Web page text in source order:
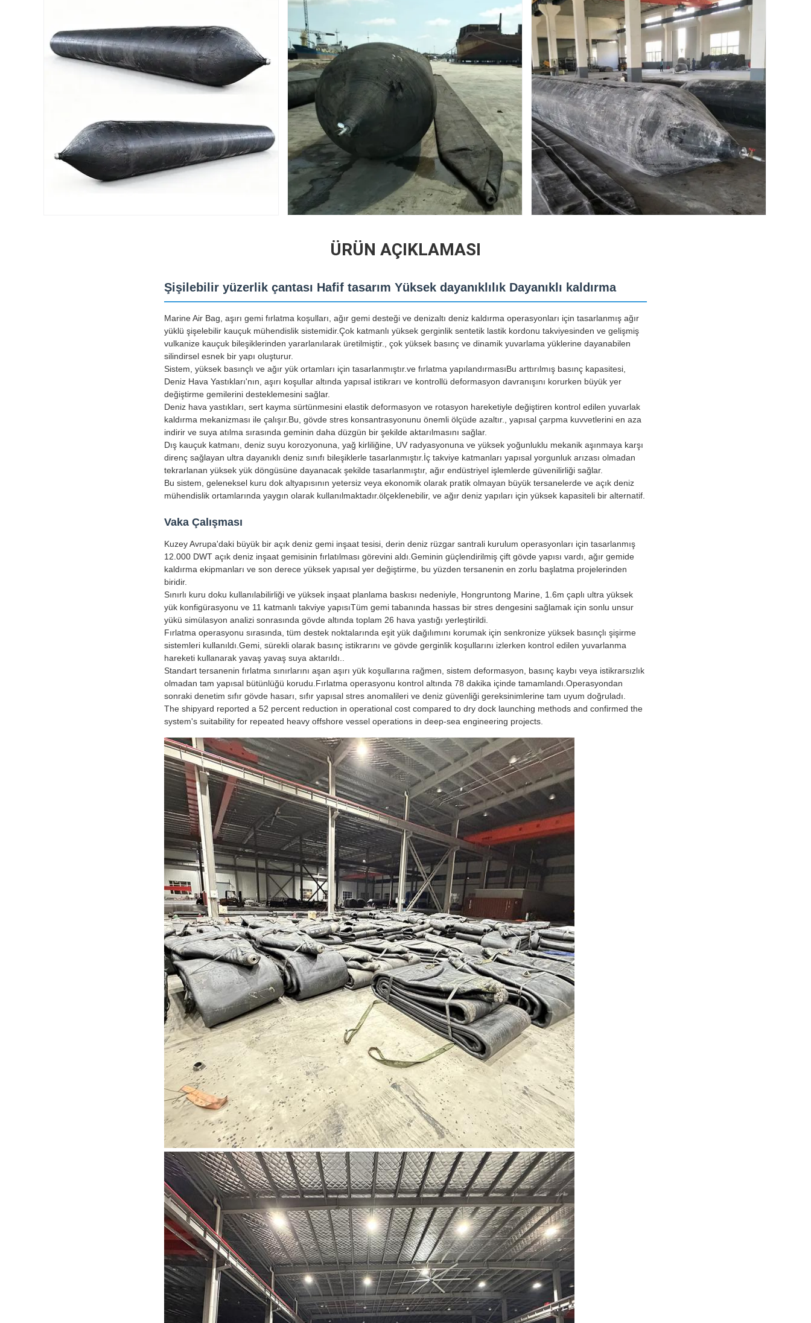
ÜRÜN AÇIKLAMASI
Şişilebilir yüzerlik çantası Hafif tasarım Yüksek dayanıklılık Dayanıklı kaldırma
Marine Air Bag, aşırı gemi fırlatma koşulları, ağır gemi desteği ve denizaltı deniz kaldırma operasyonları için tasarlanmış ağır
yüklü şişelebilir kauçuk mühendislik sistemidir.Çok katmanlı yüksek gerginlik sentetik lastik kordonu takviyesinden ve gelişmiş
vulkanize kauçuk bileşiklerinden yararlanılarak üretilmiştir., çok yüksek basınç ve dinamik yuvarlama yüklerine dayanabilen
silindirsel esnek bir yapı oluşturur.
Sistem, yüksek basınçlı ve ağır yük ortamları için tasarlanmıştır.ve fırlatma yapılandırmasıBu arttırılmış basınç kapasitesi,
Deniz Hava Yastıkları'nın, aşırı koşullar altında yapısal istikrarı ve kontrollü deformasyon davranışını korurken büyük yer
değiştirme gemilerini desteklemesini sağlar.
Deniz hava yastıkları, sert kayma sürtünmesini elastik deformasyon ve rotasyon hareketiyle değiştiren kontrol edilen yuvarlak
kaldırma mekanizması ile çalışır.Bu, gövde stres konsantrasyonunu önemli ölçüde azaltır., yapısal çarpma kuvvetlerini en aza
indirir ve suya atılma sırasında geminin daha düzgün bir şekilde aktarılmasını sağlar.
Dış kauçuk katmanı, deniz suyu korozyonuna, yağ kirliliğine, UV radyasyonuna ve yüksek yoğunluklu mekanik aşınmaya karşı
direnç sağlayan ultra dayanıklı deniz sınıfı bileşiklerle tasarlanmıştır.İç takviye katmanları yapısal yorgunluk arızası olmadan
tekrarlanan yüksek yük döngüsüne dayanacak şekilde tasarlanmıştır, ağır endüstriyel işlemlerde güvenilirliği sağlar.
Bu sistem, geleneksel kuru dok altyapısının yetersiz veya ekonomik olarak pratik olmayan büyük tersanelerde ve açık deniz
mühendislik ortamlarında yaygın olarak kullanılmaktadır.ölçeklenebilir, ve ağır deniz yapıları için yüksek kapasiteli bir alternatif.
Vaka Çalışması
Kuzey Avrupa'daki büyük bir açık deniz gemi inşaat tesisi, derin deniz rüzgar santrali kurulum operasyonları için tasarlanmış
12.000 DWT açık deniz inşaat gemisinin fırlatılması görevini aldı.Geminin güçlendirilmiş çift gövde yapısı vardı, ağır gemide
kaldırma ekipmanları ve son derece yüksek yapısal yer değiştirme, bu yüzden tersanenin en zorlu başlatma projelerinden
biridir.
Sınırlı kuru doku kullanılabilirliği ve yüksek inşaat planlama baskısı nedeniyle, Hongruntong Marine, 1.6m çaplı ultra yüksek
yük konfigürasyonu ve 11 katmanlı takviye yapısıTüm gemi tabanında hassas bir stres dengesini sağlamak için sonlu unsur
yükü simülasyon analizi sonrasında gövde altında toplam 26 hava yastığı yerleştirildi.
Fırlatma operasyonu sırasında, tüm destek noktalarında eşit yük dağılımını korumak için senkronize yüksek basınçlı şişirme
sistemleri kullanıldı.Gemi, sürekli olarak basınç istikrarını ve gövde gerginlik koşullarını izlerken kontrol edilen yuvarlanma
hareketi kullanarak yavaş yavaş suya aktarıldı..
Standart tersanenin fırlatma sınırlarını aşan aşırı yük koşullarına rağmen, sistem deformasyon, basınç kaybı veya istikrarsızlık
olmadan tam yapısal bütünlüğü korudu.Fırlatma operasyonu kontrol altında 78 dakika içinde tamamlandı.Operasyondan
sonraki denetim sıfır gövde hasarı, sıfır yapısal stres anomalileri ve deniz güvenliği gereksinimlerine tam uyum doğruladı.
The shipyard reported a 52 percent reduction in operational cost compared to dry dock launching methods and confirmed the
system's suitability for repeated heavy offshore vessel operations in deep-sea engineering projects.